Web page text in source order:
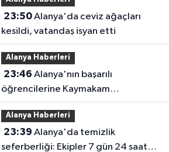
23:50Alanya'da ceviz ağaçları
kesildi, vatandaş isyan etti
Alanya Haberleri
23:46
öğrencilerine Kaymakam
Öztürk'ten tebrik
Alanya Haberleri
23:39
seferberliği: Ekipler 7 gün 24 saat